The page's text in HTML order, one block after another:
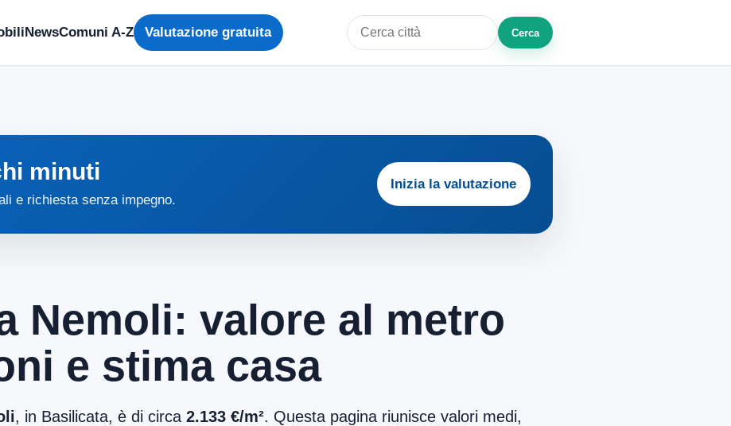
NewsComuni A-Z Valutazione gratuita
Cerca città o zona
Cerca
minuti
e richiesta senza impegno.
Inizia la valutazione
Nemoli: valore al metro
e stima casa
, in Basilicata, è di circa 2.133 €/m². Questa pagina riunisce valori medi,